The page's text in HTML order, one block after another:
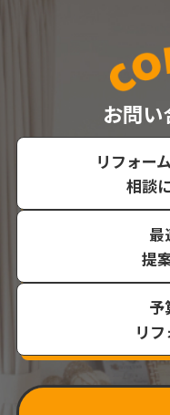
お問
リフォー
相談
最
提
予
リ